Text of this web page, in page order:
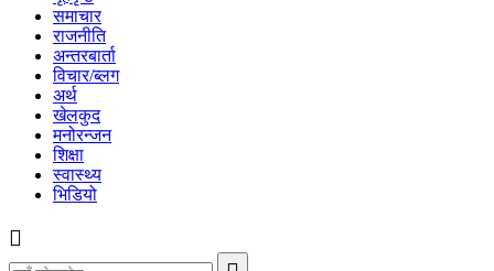
समाचार
राजनीति
अन्तरबार्ता
विचार/ब्लग
अर्थ
खेलकुद
मनोरन्जन
शिक्षा
स्वास्थ्य
भिडियो